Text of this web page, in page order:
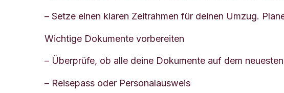
– Setze einen klaren Zeitrahmen für deinen Umzug.
Wichtige Dokumente vorbereiten
– Überprüfe, ob alle deine Dokumente auf dem
– Reisepass oder Personalausweis